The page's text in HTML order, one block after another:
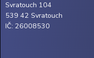
Svratouch 104
539 42 Svratouch
IČ: 26008530